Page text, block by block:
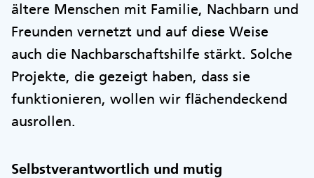
ältere Menschen mit Familie, Nachbarn und
Freunden vernetzt und auf diese Weise
auch die Nachbarschaftshilfe stärkt. Solche
Projekte, die gezeigt haben, dass sie
funktionieren, wollen wir flächendeckend
ausrollen.
Selbstverantwortlich und mutig